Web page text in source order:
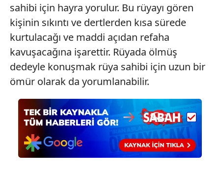
sahibi için hayra yorulur. Bu rüyayı gören
kişinin sıkıntı ve dertlerden kısa sürede
kurtulacağı ve maddi açıdan refaha
kavuşacağına işarettir. Rüyada ölmüş
dedeyle konuşmak rüya sahibi için uzun bir
ömür olarak da yorumlanabilir.